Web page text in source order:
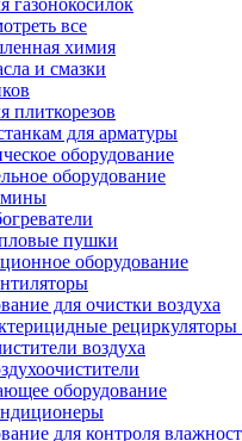
газонокосилок
все
химия
и смазки
плиткорезов
для арматуры
оборудование
оборудование
пушки
оборудование
для очистки воздуха
рециркуляторы
воздуха
оборудование
для контроля